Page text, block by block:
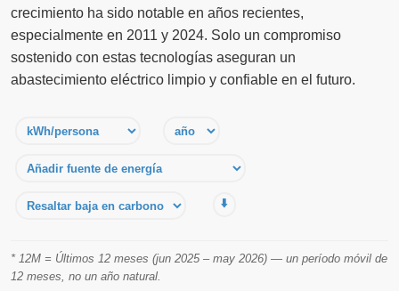
crecimiento ha sido notable en años recientes,
especialmente en 2011 y 2024. Solo un compromiso
sostenido con estas tecnologías aseguran un
abastecimiento eléctrico limpio y confiable en el futuro.
⬇️
* 12M = Últimos 12 meses (jun 2025 – may 2026) — un período móvil de
12 meses, no un año natural.